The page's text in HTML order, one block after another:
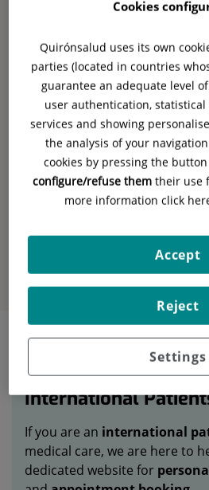
El Hospital Quirónsalud
100 años
100 años escuchando latidos. 100
citas a ciegas. 100 años cuidando
Gracias por acompañarnos en
International
If you are an international
medical care, we are here to
dedicated website for
Cookies
Quirónsalud uses its own
parties (located in countries
guarantee an adequate level
user authentication,
services and showing
the analysis of your
cookies by pressing the
configure/refuse them their use
more information click
Settings
Reject
Accept